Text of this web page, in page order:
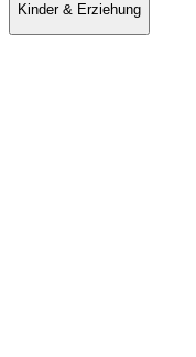
Kinder & Erziehung